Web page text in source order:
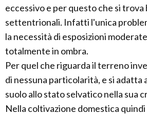
eccessivo e per questo che si trova
settentrionali. Infatti l'unica
la necessità di esposizioni
totalmente in ombra.
Per quel che riguarda il terreno
di nessuna particolarità, e si adatta
suolo allo stato selvatico nella sua
Nella coltivazione domestica quindi